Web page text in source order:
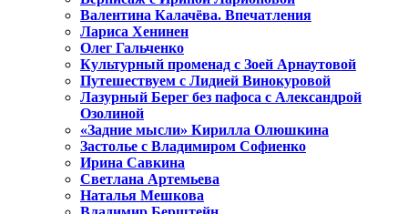
Валентина Калачёва. Впечатления
Лариса Хенинен
Олег Гальченко
Культурный променад с Зоей Арнаутовой
Путешествуем с Лидией Винокуровой
Лазурный Берег без пафоса с Александрой
Озолиной
«Задние мысли» Кирилла Олюшкина
Застолье с Владимиром Софиенко
Ирина Савкина
Светлана Артемьева
Наталья Мешкова